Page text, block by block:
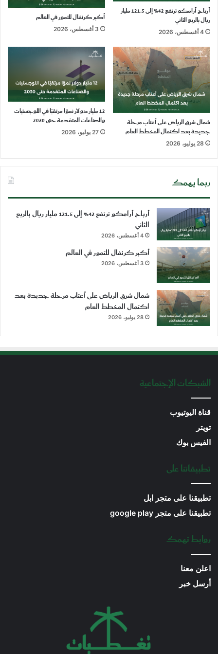
أرباح أرامكو ترتفع 42% إلى 121.5 مليار
ريال بالربع الثاني
4 أغسطس، 2026
أكبر كرنفال للتمور في العالم
3 أغسطس، 2026
شمال شرق الرياض على أعتاب مرحلة
جديدة بعد اكتمال المخطط العام
28 يوليو، 2026
12 مليار دولار نموًا مرتقبًا في اللوجستيات
والصناعات المتقدمة حتى 2030
27 يوليو، 2026
ربما يهمك
أرباح أرامكو ترتفع 42% إلى 121.5 مليار ريال بالربع
الثاني
4 أغسطس، 2026
أكبر كرنفال للتمور في العالم
3 أغسطس، 2026
شمال شرق الرياض على أعتاب مرحلة جديدة بعد
اكتمال المخطط العام
28 يوليو، 2026
الشبكات الإجتماعية
قناة اليوتيوب
تويتر
الفيس بوك
تطبيقاتنا على
تطبيقنا على متجر ابل
تطبيقنا على متجر google play
روابط تهمك
اعلن معنا
أرسل خبر